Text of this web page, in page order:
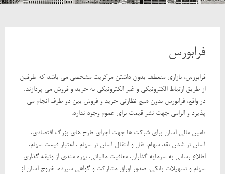
فرابورس
فرابورس، بازاری منعطف بدون داشتن مرکزیت مشخصی می باشد که طرفین
از طریق ارتباط الکترونیکی و غیر الکترونیکی به خرید و فروش می پردازند.
در واقع، فرابورس بدون هیچ نظارتی خرید و فروش بین دو طرف انجام می
پذیرد و الزامی جهت نشر قیمت برای عموم وجود ندارد.
تامین مالی آسان برای شرکت ها جهت اجرای طرح های بزرگ اقتصادی،
آسان تر شدن نقد سهام، نقل و انتقال آسان تر سهام ، اعتبار قیمت سهام،
اطلاع رسانی به سرمایه گذاران، معافیت مالیاتی، بهره مندی از وثیقه گذاری
سهام و تسهیلات بانکی، صدور اوراق مشارکت و گواهی سپرده، خروج آسان از